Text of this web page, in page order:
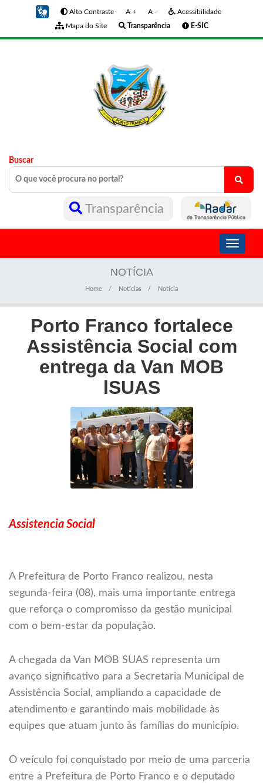
Alto Contraste A + A -
Acessibilidade
Mapa do Site
Transparência E-SIC
Buscar
Transparência
Toggle
NOTÍCIA
Home Noticias Notícia
Porto Franco fortalece
Assistência Social com
entrega da Van MOB
lSUAS
Assistencia Social
A Prefeitura de Porto Franco realizou, nesta
segunda-feira (08), mais uma importante entrega
que reforça o compromisso da gestão municipal
com o bem-estar da população.
A chegada da Van MOB SUAS representa um
avanço significativo para a Secretaria Municipal de
Assistência Social, ampliando a capacidade de
atendimento e garantindo mais mobilidade às
equipes que atuam junto às famílias do município.
O veículo foi conquistado por meio de uma parceria
entre a Prefeitura de Porto Franco e o deputado